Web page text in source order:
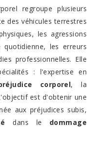
regroupe plusieurs
des véhicules terrestres
les agressions
les erreurs
professionnelles. Elle
: l'expertise en
corporel, la
est d'obtenir une
aux préjudices subis,
dans le dommage